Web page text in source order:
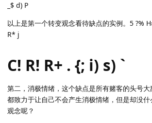
_$ d) P
以上是第一个转变观念看待缺点的实例。5 ?%
R* j
C! R! R+ . {; i) s) `
第二，消极情绪，这个缺点是所有赌客的头号大
都致力于让自己不会产生消极情绪，但是却没
观念呢？